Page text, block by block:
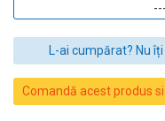
L-ai cumpărat? Nu
Comandă acest produs